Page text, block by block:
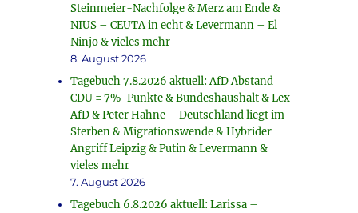
Steinmeier-Nachfolge & Merz am Ende &
NIUS – CEUTA in echt & Levermann – El
Ninjo & vieles mehr
8. August 2026
Tagebuch 7.8.2026 aktuell: AfD Abstand
CDU = 7%-Punkte & Bundeshaushalt & Lex
AfD & Peter Hahne – Deutschland liegt im
Sterben & Migrationswende & Hybrider
Angriff Leipzig & Putin & Levermann &
vieles mehr
7. August 2026
Tagebuch 6.8.2026 aktuell: Larissa –